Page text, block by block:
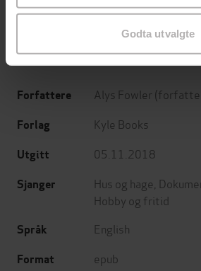
Godta utvalgte
EBOK
Forfattere Alys Fowler
Forlag Kyle Books
Utgitt 05.11.2018
Sjanger Hus og hage
Hobby og fritid
Språk English
Format epub